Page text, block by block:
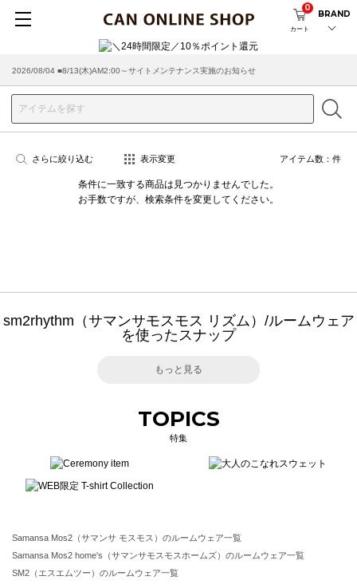
カート
0
BRAND
2026/08/04 ■8/13(木)AM2:00～サイトメンテナンス実施のお知らせ
2026/03/18 ■店舗受け取りサービスのご案内
さらに絞り込む 表示変更 アイテム数： 件
条件に一致する商品は見つかりませんでした。
お手数ですが、検索条件を変更してください。
sm2rhythm（サマンサモスモス リズム）/ルームウェア
を使ったスナップ
もっと見る
TOPICS
特集
Samansa Mos2（サマンサ モスモス）のルームウェア一覧
Samansa Mos2 home's（サマンサモスモスホームズ）のルームウェア一覧
SM2（エスエムツー）のルームウェア一覧